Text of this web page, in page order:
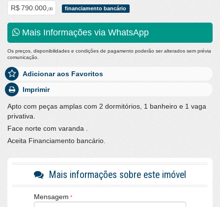
R$ 790.000, 00 financiamento bancário
Mais Informações via WhatsApp
Os preços, disponibilidades e condições de pagamento poderão ser alterados sem prévia
comunicação.
Adicionar aos Favoritos
Imprimir
Apto com peças amplas com 2 dormitórios, 1 banheiro e 1 vaga
privativa.
Face norte com varanda .
Aceita Financiamento bancário.
Mais informações sobre este imóvel
Mensagem